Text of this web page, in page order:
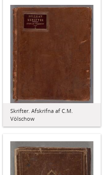
Skrifter. Afskrifna af C.M.
Völschow